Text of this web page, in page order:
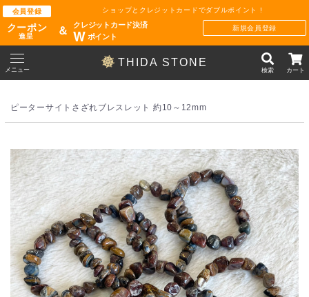
会員登録
クーポン
進呈
ショップとクレジットカードでダブルポイント !
＆
クレジットカード決済
Wポイント
新規会員登録
THIDA STONE
メニュー 検索 カート
ピーターサイトさざれブレスレット 約10～12mm